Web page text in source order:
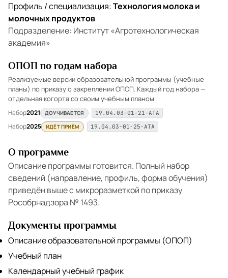
Профиль / специализация:Технология молока и
молочных продуктов
Подразделение: Институт «Агротехнологическая
академия»
ОПОП по годам набора
Реализуемые версии образовательной программы (учебные
планы) по приказу о закреплении ОПОП. Каждый год набора —
отдельная когорта со своим учебным планом.
Набор2021 ДОУЧИВАЕТСЯ 19.04.03-01-21-АТА
Набор2025 ИДЁТ ПРИЁМ 19.04.03-01-25-АТА
О программе
Описание программы готовится. Полный набор
сведений (направление, профиль, форма обучения)
приведён выше с микроразметкой по приказу
Рособрнадзора № 1493.
Документы программы
Описание образовательной программы (ОПОП)
Учебный план
Календарный учебный график